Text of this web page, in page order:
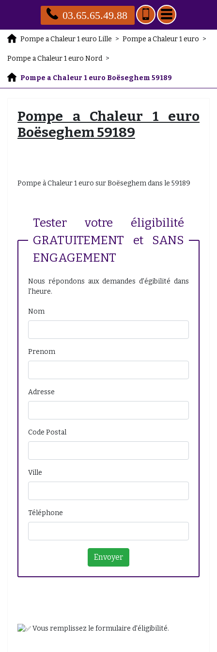
03.65.65.49.88
Pompe a Chaleur 1 euro Lille > Pompe a Chaleur 1 euro >
Pompe a Chaleur 1 euro Nord >
Pompe a Chaleur 1 euro Boëseghem 59189
Pompe a Chaleur 1 euro
Boëseghem 59189
Pompe à Chaleur 1 euro sur Boëseghem dans le 59189
Tester votre éligibilité
GRATUITEMENT et SANS
ENGAGEMENT
Nous répondons aux demandes d'égibilité dans
l'heure.
Nom
Prenom
Adresse
Code Postal
Ville
Téléphone
Vous remplissez le formulaire d'éligibilité.